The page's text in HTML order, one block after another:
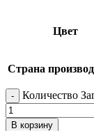
Цвет
Страна
Количество
В корзину